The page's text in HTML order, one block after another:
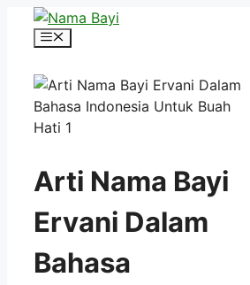
Langsung
Menu
Arti Nama Bayi
Ervani Dalam
Bahasa